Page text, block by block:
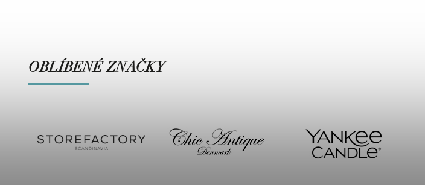
OBLÍBENÉ ZNAČKY